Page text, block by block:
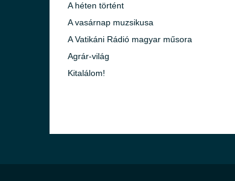
A héten történt
A vasárnap muzsikusa
A Vatikáni Rádió magyar műsora
Agrár-világ
Kitalálom!